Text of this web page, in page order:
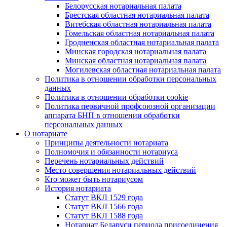
Белорусская нотариальная палата
Брестская областная нотариальная палата
Витебская областная нотариальная палата
Гомельская областная нотариальная палата
Гродненская областная нотариальная палата
Минская городская нотариальная палата
Минская областная нотариальная палата
Могилевская областная нотариальная палата
Политика в отношении обработки персональных
данных
Политика в отношении обработки cookie
Политика первичной профсоюзной организации
аппарата БНП в отношении обработки
персональных данных
О нотариате
Принципы деятельности нотариата
Полномочия и обязанности нотариуса
Перечень нотариальных действий
Место совершения нотариальных действий
Кто может быть нотариусом
История нотариата
Статут ВКЛ 1529 года
Статут ВКЛ 1566 года
Статут ВКЛ 1588 года
Нотариат Беларуси периода присоединения